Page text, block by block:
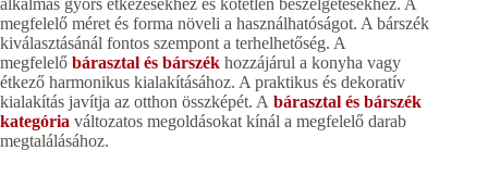
megfelelő méret és forma növeli a használhatóságot. A bárszék
kiválasztásánál fontos szempont a terhelhetőség. A
megfelelő bárasztal és bárszék hozzájárul a konyha vagy
étkező harmonikus kialakításához. A praktikus és dekoratív
kialakítás javítja az otthon összképét. A bárasztal és bárszék
kategória változatos megoldásokat kínál a megfelelő darab
megtalálásához.